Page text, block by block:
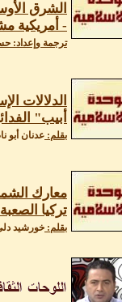
الشرق
- أمريكية
ترجمة وإعداد:
الدلالات
أبيب"
بقلم: عدنان أبو
معارك
تركيا الصعبة
بقلم: خورشيد